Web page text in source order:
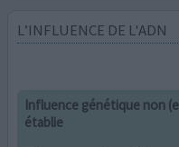
L’INFLUENCE DE L'ADN
Influence génétique non
établie